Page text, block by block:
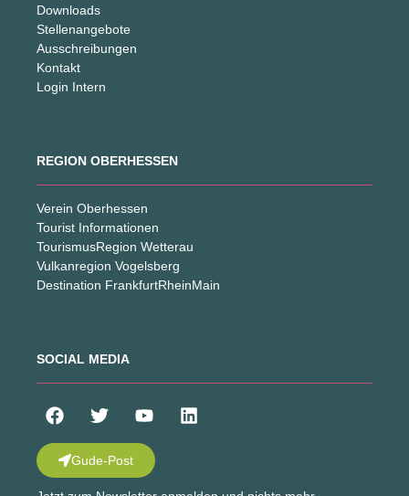
Downloads
Stellenangebote
Ausschreibungen
Kontakt
Login Intern
REGION OBERHESSEN
Verein Oberhessen
Tourist Informationen
TourismusRegion Wetterau
Vulkanregion Vogelsberg
Destination FrankfurtRheinMain
SOCIAL MEDIA
Gude-Post